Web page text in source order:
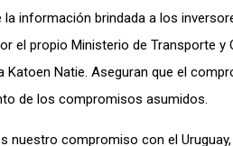
información brindada a los
el propio Ministerio de Transporte
Katoen Natie. Aseguran que el
de los compromisos asumidos.
nuestro compromiso con el